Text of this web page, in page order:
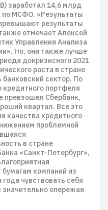
заработал 14,6 млрд
по МСФО. «Результаты
результаты
отмечает Алексей
Управления Анализа
Но, они также лучше
докризисного 2021
роста в стране
сектор. По
кредитного портфеля
превзошел Сбербанк,
квартал. Все это
качества кредитного
проблемной
в стране
«Санкт-Петербург»,
компаний из
чувствовать себя
опережая